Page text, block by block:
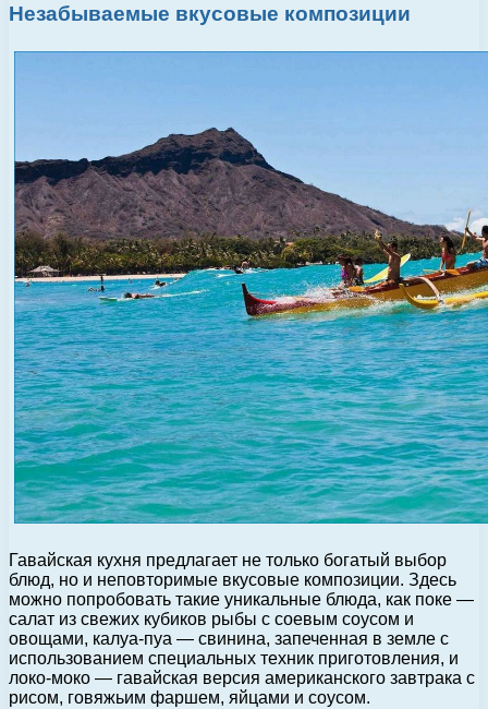
Незабываемые вкусовые композиции
Гавайская кухня предлагает не только богатый выбор
блюд, но и неповторимые вкусовые композиции. Здесь
можно попробовать такие уникальные блюда, как поке —
салат из свежих кубиков рыбы с соевым соусом и
овощами, калуа-пуа — свинина, запеченная в земле с
использованием специальных техник приготовления, и
локо-моко — гавайская версия американского завтрака с
рисом, говяжьим фаршем, яйцами и соусом.